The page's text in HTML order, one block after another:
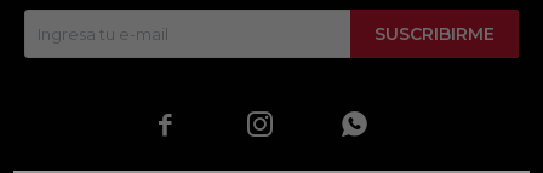
SUSCRIBIRME
  